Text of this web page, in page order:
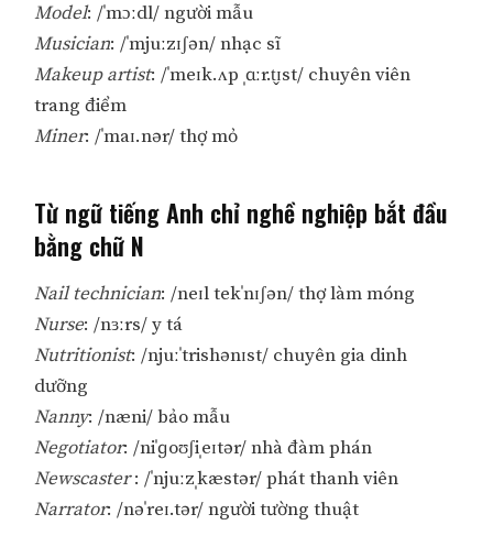
Model: /ˈmɔːdl/ người mẫu
Musician: /ˈmjuːzɪʃən/ nhạc sĩ
Makeup artist: /ˈmeɪk.ʌp ˌɑːr.t̬ɪst/ chuyên viên
trang điểm
Miner: /ˈmaɪ.nər/ thợ mỏ
Từ ngữ tiếng Anh chỉ nghề nghiệp bắt đầu
bằng chữ N
Nail technician: /neɪl tekˈnɪʃən/ thợ làm móng
Nurse: /nɜːrs/ y tá
Nutritionist: /njuːˈtrishənɪst/ chuyên gia dinh
dưỡng
Nanny: /næni/ bảo mẫu
Negotiator: /niˈɡoʊʃiˌeɪtər/ nhà đàm phán
Newscaster: /ˈnjuːzˌkæstər/ phát thanh viên
Narrator: /nəˈreɪ.tər/ người tường thuật